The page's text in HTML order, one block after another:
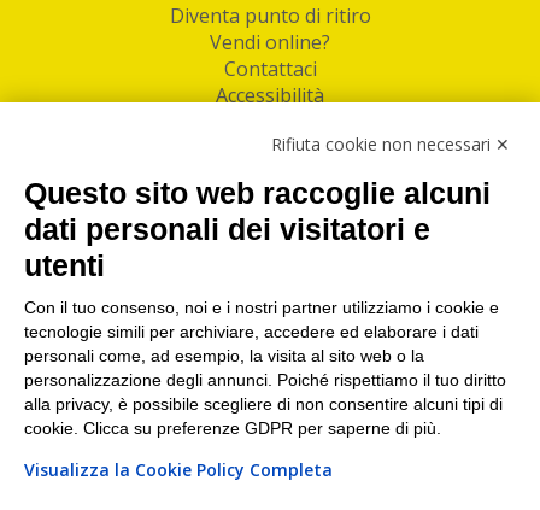
Diventa punto di ritiro
Vendi online?
Contattaci
Accessibilità
Facebook
Linkedin
I nostri punti di ritiro e spedizione pacchi nelle
maggiori città italiane
Torino|Milano|Roma|Bologna|Firenze| Genova
Napoli|Varese
Rifiuta cookie non necessari ✕
Questo sito web raccoglie alcuni
dati personali dei visitatori e
utenti
Con il tuo consenso, noi e i nostri partner utilizziamo i cookie e
tecnologie simili per archiviare, accedere ed elaborare i dati
personali come, ad esempio, la visita al sito web o la
personalizzazione degli annunci. Poiché rispettiamo il tuo diritto
alla privacy, è possibile scegliere di non consentire alcuni tipi di
cookie. Clicca su preferenze GDPR per saperne di più.
Visualizza la Cookie Policy Completa